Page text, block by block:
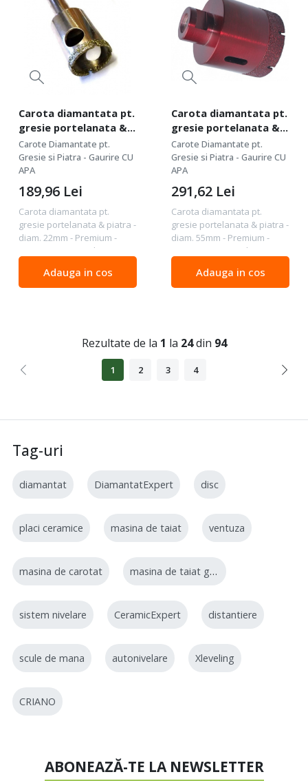
Carota diamantata pt.
gresie portelanata &
piatra - diam. 22mm -
Premium -
DXDH.80417.22
Carote Diamantate pt.
Gresie si Piatra - Gaurire CU
APA
Carota diamantata pt.
gresie portelanata & piatra -
diam. 22mm - Premium -
DXDH.80417.22 Calitate :
buna - durata de exploatare
foarte buna Pentru : gresii
189,96 Lei
Adauga in cos
Carota diamantata pt.
gresie portelanata &
piatra - diam. 55mm -
Premium -
DXDH.80408.55
Carote Diamantate pt.
Gresie si Piatra - Gaurire CU
APA
Carota diamantata pt.
gresie portelanata & piatra -
diam. 55mm - Premium -
DXDH.80408.55 Calitate :
buna - durata de exploatare
foarte buna Pentru : gresii
291,62 Lei
Adauga in cos
Rezultate de la 1 la 24din 94
1 2 3 4
Tag-uri
diamantat DiamantatExpert disc
placi ceramice masina de taiat ventuza
masina de carotat masina de taiat gresie
sistem nivelare CeramicExpert distantiere
scule de mana autonivelare Xleveling
CRIANO
ABONEAZĂ-TE LA NEWSLETTER